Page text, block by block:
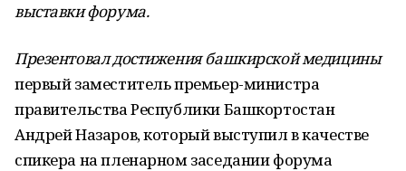
выставки форума.
Презентовал достижения башкирской медицины
первый заместитель премьер-министра
правительства Республики Башкортостан
Андрей Назаров, который выступил в качестве
спикера на пленарном заседании форума